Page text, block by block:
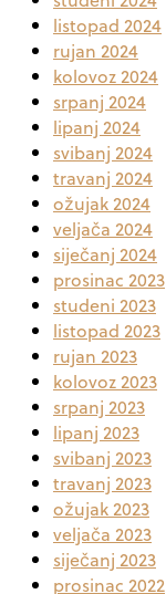
listopad 2024
rujan 2024
kolovoz 2024
srpanj 2024
lipanj 2024
svibanj 2024
travanj 2024
ožujak 2024
veljača 2024
siječanj 2024
prosinac 2023
studeni 2023
listopad 2023
rujan 2023
kolovoz 2023
srpanj 2023
lipanj 2023
svibanj 2023
travanj 2023
ožujak 2023
veljača 2023
siječanj 2023
prosinac 2022